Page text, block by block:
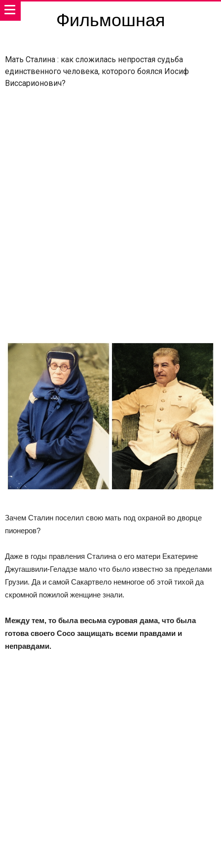
Фильмошная
Мать Сталина : как сложилась непростая судьба
единственного человека, которого боялся Иосиф
Виссарионович?
Зачем Сталин поселил свою мать под охраной во дворце
пионеров?
Даже в годы правления Сталина о его матери Екатерине
Джугашвили-Геладзе мало что было известно за пределами
Грузии. Да и самой Сакартвело немногое об этой тихой да
скромной пожилой женщине знали.
Между тем, то была весьма суровая дама, что была
готова своего Сосо защищать всеми правдами и
неправдами.